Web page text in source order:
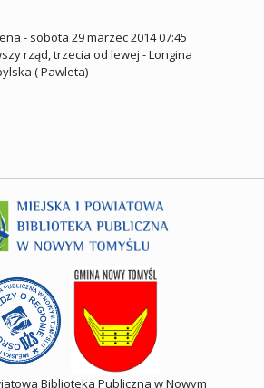
- sobota 29 marzec 2014 07:45
rząd, trzecia od lewej - Longina
( Pawleta)
Biblioteka Publiczna w Nowym